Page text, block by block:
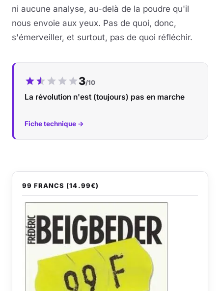
ni aucune analyse, au-delà de la poudre qu'il
nous envoie aux yeux. Pas de quoi, donc,
s'émerveiller, et surtout, pas de quoi réfléchir.
Notre note :
3/10
La révolution n'est (toujours) pas en marche
Fiche technique →
99 FRANCS (14.99€)